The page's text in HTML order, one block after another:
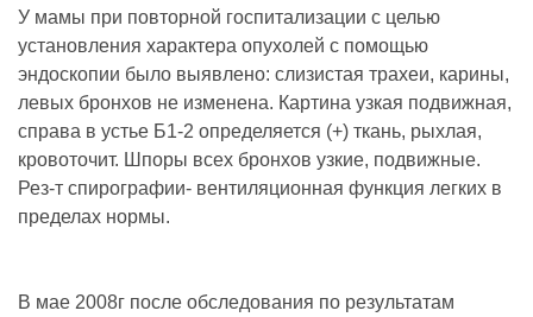
У мамы при повторной госпитализации с целью
установления характера опухолей с помощью
эндоскопии было выявлено: слизистая трахеи, карины,
левых бронхов не изменена. Картина узкая подвижная,
справа в устье Б1-2 определяется (+) ткань, рыхлая,
кровоточит. Шпоры всех бронхов узкие, подвижные.
Рез-т спирографии- вентиляционная функция легких в
пределах нормы.
В мае 2008г после обследования по результатам